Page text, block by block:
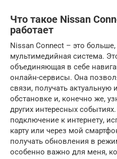
Что такое Nissan
работает
Nissan Connect – это
мультимедийная система.
объединяющая в себе
онлайн-сервисы. Она
связи, получать
обстановке и, конечно же,
других интересных
подключение к интернету,
карту или через мой
получать обновления в
особенно важно для меня,